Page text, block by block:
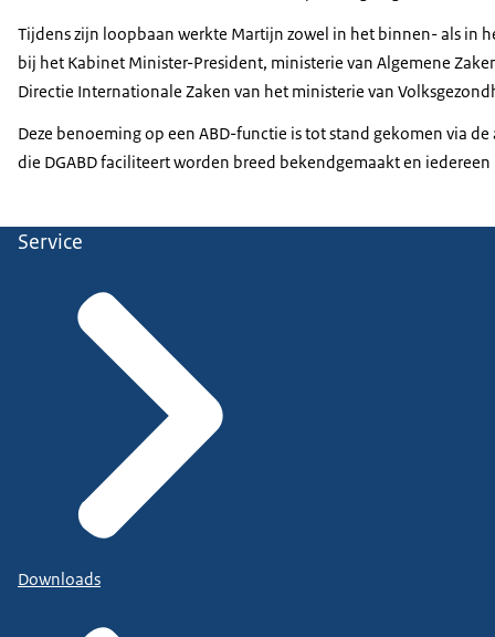
Tijdens zijn loopbaan werkte Martijn zowel in het binnen- als in
bij het Kabinet Minister-President, ministerie van Algemene
Directie Internationale Zaken van het ministerie van
Deze benoeming op een ABD-functie is tot stand gekomen via
die DGABD faciliteert worden breed bekendgemaakt en
Service
Downloads